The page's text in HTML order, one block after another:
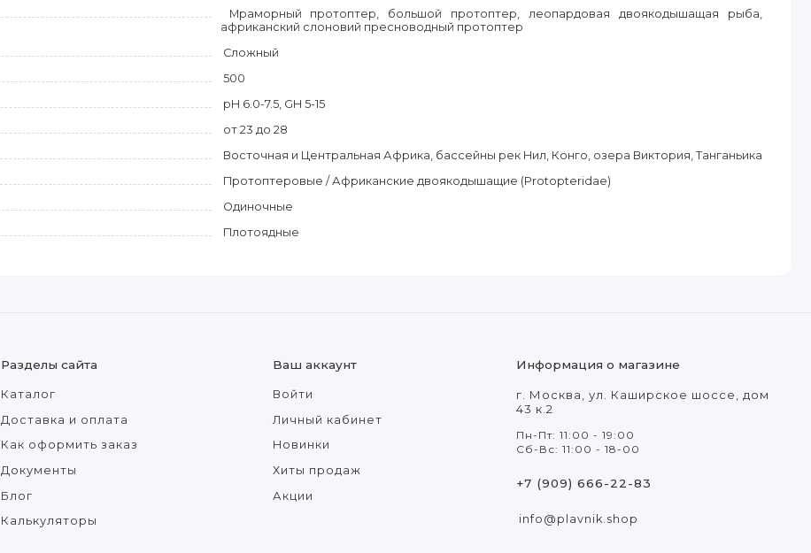
Мраморный протоптер, большой протоптер, леопардовая двоякодышащая рыба,
африканский слоновий пресноводный протоптер
Сложный
500
pH 6.0-7.5, GH 5-15
от 23 до 28
Восточная и Центральная Африка, бассейны рек Нил, Конго, озера Виктория, Танганьика
Протоптеровые / Африканские двоякодышащие (Protopteridae)
Одиночные
Плотоядные
Разделы сайта
Каталог
Доставка и оплата
Как оформить заказ
Документы
Блог
Калькуляторы
Ваш аккаунт
Войти
Личный кабинет
Новинки
Хиты продаж
Акции
Информация о магазине
г. Москва, ул. Каширское шоссе, дом
43 к.2
Пн-Пт: 11:00 - 19:00
Сб-Вс: 11:00 - 18-00
+7 (909) 666-22-83
info@plavnik.shop